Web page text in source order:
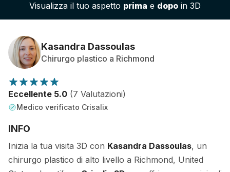
Piani
Recensioni dei pazienti
Visualizza il tuo aspetto prima e dopo in 3D
Kasandra Dassoulas
Chirurgo plastico a Richmond
Eccellente 5.0 (7 Valutazioni)
Medico verificato Crisalix
INFO
Inizia la tua visita 3D con Kasandra Dassoulas, un
chirurgo plastico di alto livello a Richmond, United